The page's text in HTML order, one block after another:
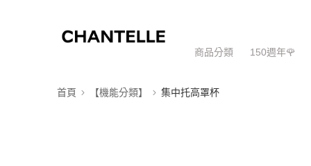
商品分類 150週年🌹
首頁 【機能分類】 集中托高罩杯